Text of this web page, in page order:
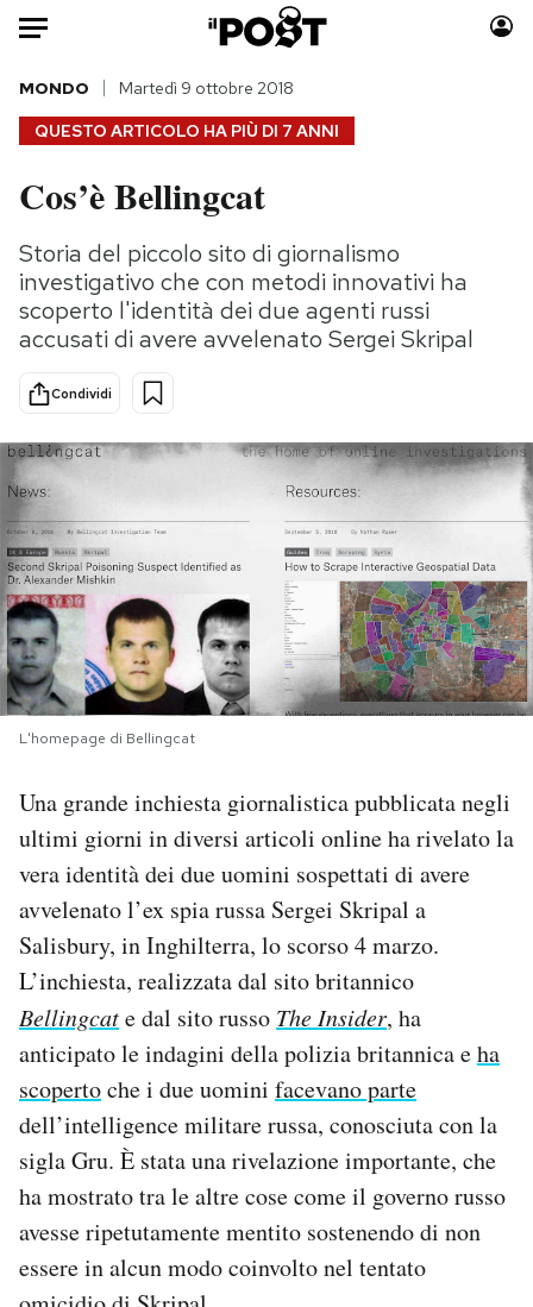
Auto
HOME
Italia
Politica
Tecnologia
Internet
Scienza
Cultura
Economia
Consumismi
Storie/Idee
Ok Boomer!
Altrecose
Mondiali calcio 2026
PODCAST
NEWSLETTER
I MIEI PREFERITI
SHOP
AREA PERSONALE
Area Personale
Newsletter
Notifiche mobile
Regala il Post
Hai bisogno di aiuto?
QUESTO ARTICOLO HA PIÙ DI 7 ANNI
MONDO Martedì 9 ottobre 2018
Cos’è Bellingcat
Storia del piccolo sito di giornalismo
investigativo che con metodi innovativi ha
scoperto l'identità dei due agenti russi
accusati di avere avvelenato Sergei Skripal
Condividi
L'homepage di Bellingcat
Una grande inchiesta giornalistica pubblicata negli
ultimi giorni in diversi articoli online ha rivelato la
vera identità dei due uomini sospettati di avere
avvelenato l’ex spia russa Sergei Skripal a
Salisbury, in Inghilterra, lo scorso 4 marzo.
L’inchiesta, realizzata dal sito britannico
Bellingcate dal sito russo The Insider, ha
anticipato le indagini della polizia britannica eha
scopertoche i due uomini facevano parte
dell’intelligence militare russa, conosciuta con la
sigla Gru. È stata una rivelazione importante, che
ha mostrato tra le altre cose come il governo russo
avesse ripetutamente mentito sostenendo di non
essere in alcun modo coinvolto nel tentato